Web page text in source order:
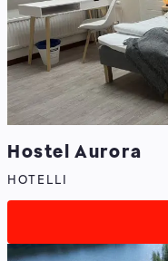
Hostel Aurora
HOTELLI